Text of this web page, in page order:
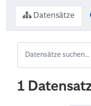
Datensätze
1